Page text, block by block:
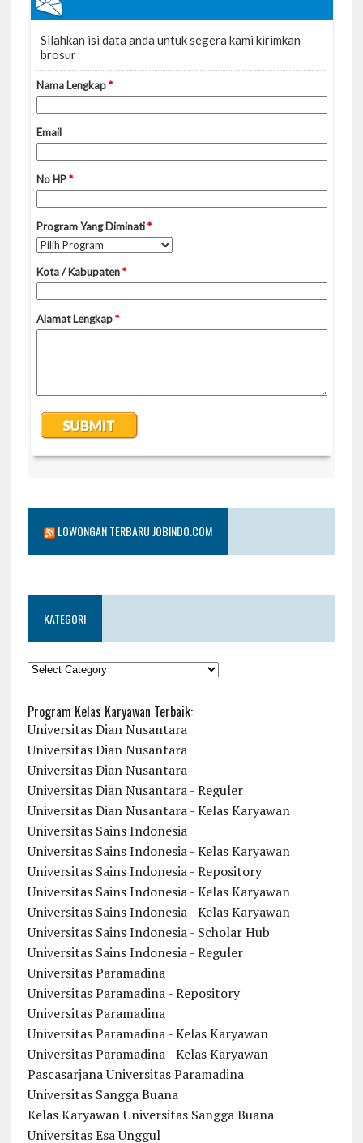
LOWONGAN TERBARU JOBINDO.COM
KATEGORI
KATEGORI
Program Kelas Karyawan Terbaik:
Universitas Dian Nusantara
Universitas Dian Nusantara
Universitas Dian Nusantara
Universitas Dian Nusantara - Reguler
Universitas Dian Nusantara - Kelas Karyawan
Universitas Sains Indonesia
Universitas Sains Indonesia - Kelas Karyawan
Universitas Sains Indonesia - Repository
Universitas Sains Indonesia - Kelas Karyawan
Universitas Sains Indonesia - Kelas Karyawan
Universitas Sains Indonesia - Scholar Hub
Universitas Sains Indonesia - Reguler
Universitas Paramadina
Universitas Paramadina - Repository
Universitas Paramadina
Universitas Paramadina - Kelas Karyawan
Universitas Paramadina - Kelas Karyawan
Pascasarjana Universitas Paramadina
Universitas Sangga Buana
Kelas Karyawan Universitas Sangga Buana
Universitas Esa Unggul